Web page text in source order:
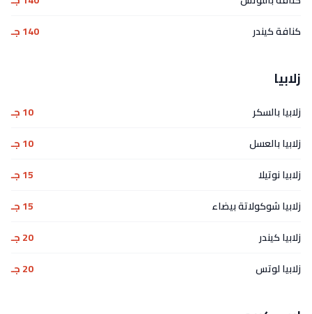
كنافة كيندر
140 جـ
زلابيا
زلابيا بالسكر
10 جـ
زلابيا بالعسل
10 جـ
زلابيا نوتيلا
15 جـ
زلابيا شوكولاتة بيضاء
15 جـ
زلابيا كيندر
20 جـ
زلابيا لوتس
20 جـ